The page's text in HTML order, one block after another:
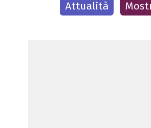
Attualità